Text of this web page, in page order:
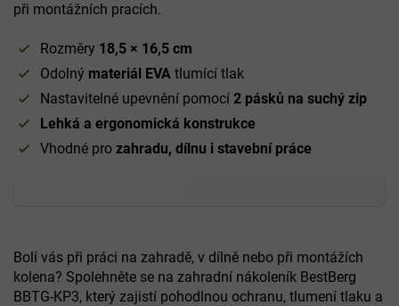
při montážních pracích.
Rozměry 18,5 × 16,5 cm
Odolný materiál EVA tlumící tlak
Nastavitelné upevnění pomocí 2 pásků na suchý zip
Lehká a ergonomická konstrukce
Vhodné pro zahradu, dílnu i stavební práce
Bolí vás při práci na zahradě, v dílně nebo při montážích
kolena? Spolehněte se na zahradní nákoleník BestBerg
BBTG-KP3, který zajistí pohodlnou ochranu, tlumení tlaku a